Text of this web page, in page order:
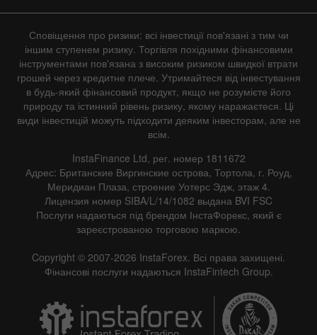
Сповіщення про ризики: всі інвестиції пов'язані з тим чи
іншим ступенем ризику. Торгівля похідними фінансовими
інструментами пов'язана з високим ризиком швидкої втрати
грошей через кредитне плече. Утримайтеся від інвестування
в будь-який фінансовий продукт, якщо не розумієте його
природу та істинний рівень ризику, якому наражаєтеся. Ці
види інвестицій можуть підходити деяким інвесторам, але не
всім.
InstaFinance Ltd, рег. номер 1811672
Адрес: Британские Виргинские острова, Тортола, г. Роуд,
Меридиан Плаза, строение Уотерс Эдж, этаж 4.
Лицензия номер SIBA/L/14/1082 выдана BVI FSC
Послуги надаються під брендом ІнстаФорекс, який є
зареєстрованою торговою маркою.
Copyright © 2007-2026 InstaForex. Всі права захищені.
Фінансові послуги надаються InstaFintech Group.